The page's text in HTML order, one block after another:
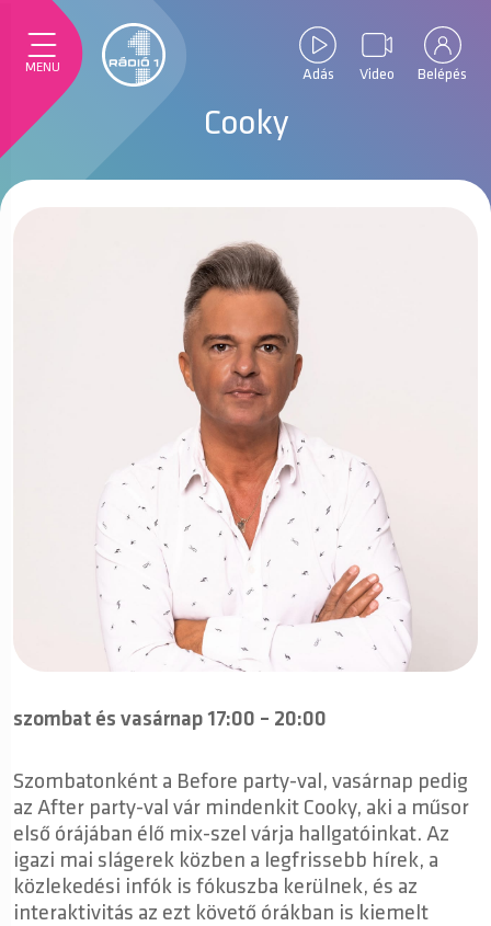
MENU Adás Video Belépés
Cooky
szombat és vasárnap 17:00 – 20:00
Szombatonként a Before party-val, vasárnap pedig
az After party-val vár mindenkit Cooky, aki a műsor
első órájában élő mix-szel várja hallgatóinkat. Az
igazi mai slágerek közben a legfrissebb hírek, a
közlekedési infók is fókuszba kerülnek, és az
interaktivitás az ezt követő órákban is kiemelt